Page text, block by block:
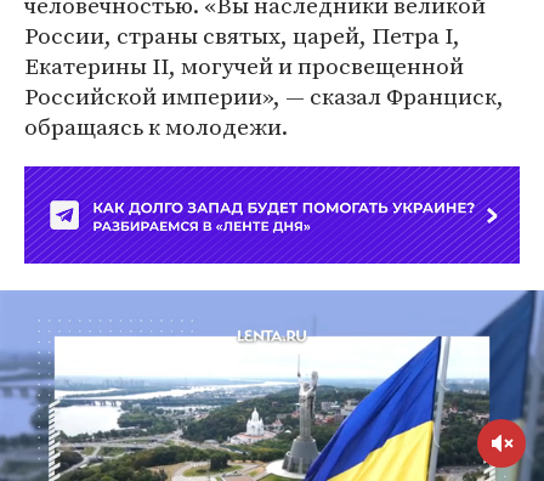
России, страны святых, царей, Петра I,
Екатерины II, могучей и просвещенной
Российской империи», — сказал Франциск,
обращаясь к молодежи.